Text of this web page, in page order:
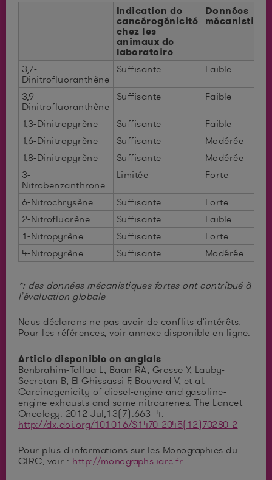
Indication de
cancérogénicité
chez les
animaux de
laboratoire
Données
3,7-
Dinitrofluoranthène
Suffisante Faible
3,9-
Dinitrofluoranthène
Suffisante Faible
1,3-Dinitropyrène Suffisante
Faible
1,6-Dinitropyrène
Suffisante
Modérée
1,8-Dinitropyrène
Suffisante
Modérée
3-
Nitrobenzanthrone
Limitée Forte
6-Nitrochrysène Suffisante
Forte
2-Nitrofluorène
Suffisante
Faible
1-Nitropyrène
Suffisante
Forte
4-Nitropyrène
Suffisante Modérée
*: des données mécanistiques fortes ont contribué à
l’évaluation globale
Nous déclarons ne pas avoir de conflits d’intérêts.
Pour les références, voir annexe disponible en ligne.
Article disponible en anglais
Benbrahim-Tallaa L, Baan RA, Grosse Y, Lauby-
Secretan B, El Ghissassi F, Bouvard V, et al.
Carcinogenicity of diesel-engine and gasoline-
engine exhausts and some nitroarenes. The Lancet
Oncology. 2012 Jul;13(7):663–4:
http://dx.doi.org/10.1016/S1470-2045(12)70280-2
Pour plus d’informations sur les Monographies du
CIRC, voir : http://monographs.iarc.fr